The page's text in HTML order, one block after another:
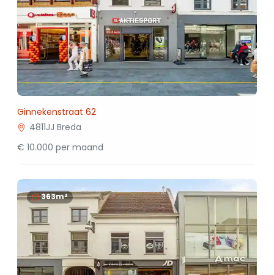
Ginnekenstraat 62
4811JJ Breda
€ 10.000 per maand
363m²